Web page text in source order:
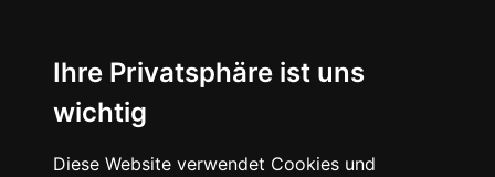
Ihre Privatsphäre ist uns
wichtig
Diese Website verwendet Cookies und